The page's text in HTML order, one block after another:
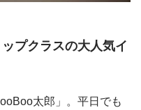
プクラスの大人気イ
太郎」。平日でも